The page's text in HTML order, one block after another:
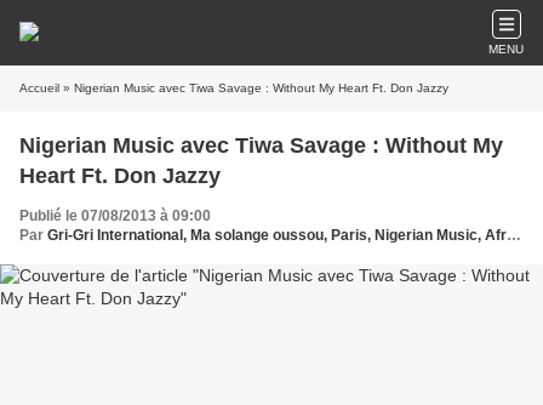
MENU
Accueil » Nigerian Music avec Tiwa Savage : Without My Heart Ft. Don Jazzy
Nigerian Music avec Tiwa Savage : Without My
Heart Ft. Don Jazzy
Publié le 07/08/2013 à 09:00
Par Gri-Gri International, Ma solange oussou, Paris, Nigerian Music, Africa, Lagos, Tiwa Savage , Art Paris,